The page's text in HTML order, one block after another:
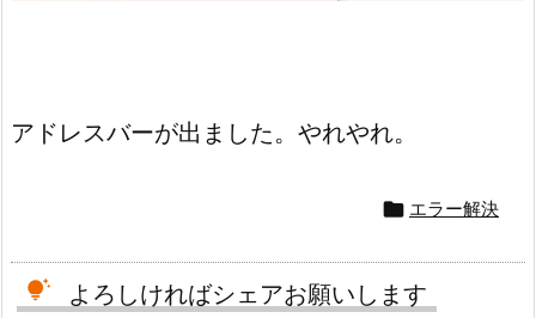
アドレスバーが出ました。やれやれ。
 エラー解決
よろしければシェアお願いします